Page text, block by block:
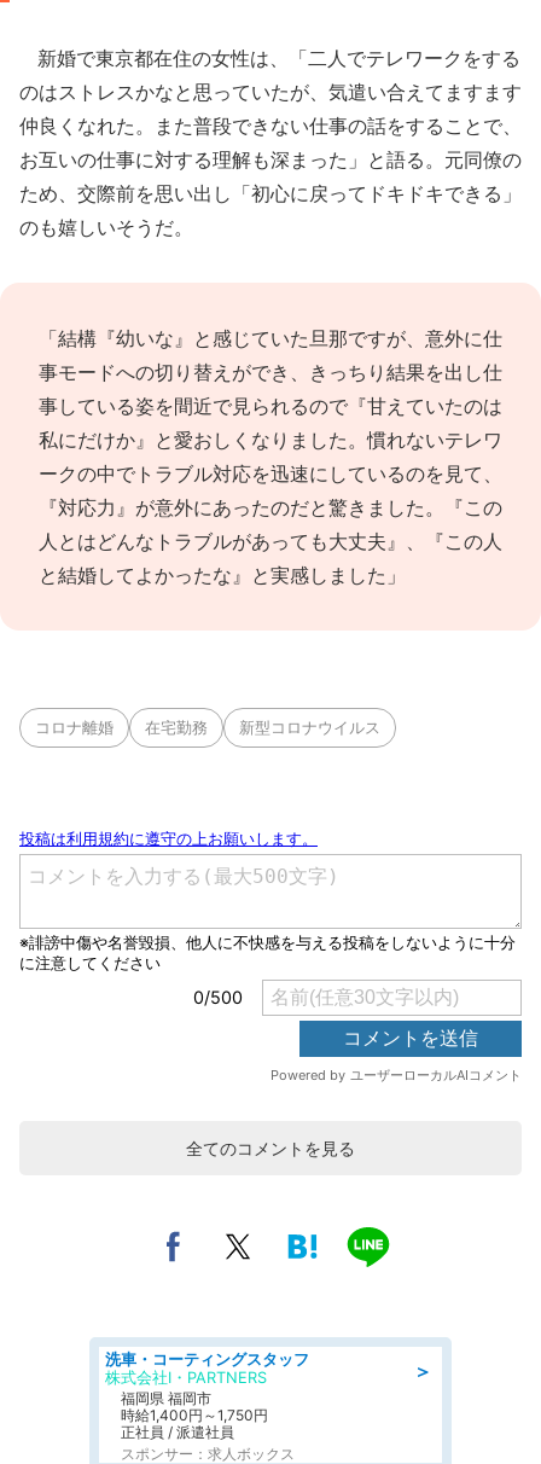
新婚で東京都在住の女性は、「二人でテレワークをする
のはストレスかなと思っていたが、気遣い合えてますます
仲良くなれた。また普段できない仕事の話をすることで、
お互いの仕事に対する理解も深まった」と語る。元同僚の
ため、交際前を思い出し「初心に戻ってドキドキできる」
のも嬉しいそうだ。
「結構『幼いな』と感じていた旦那ですが、意外に仕
事モードへの切り替えができ、きっちり結果を出し仕
事している姿を間近で見られるので『甘えていたのは
私にだけか』と愛おしくなりました。慣れないテレワ
ークの中でトラブル対応を迅速にしているのを見て、
『対応力』が意外にあったのだと驚きました。『この
人とはどんなトラブルがあっても大丈夫』、『この人
と結婚してよかったな』と実感しました」
コロナ離婚 在宅勤務 新型コロナウイルス
全てのコメントを見る
＞
洗車・コーティングスタッフ
株式会社I・PARTNERS
福岡県 福岡市
時給1,400円～1,750円
正社員 / 派遣社員
スポンサー：求人ボックス